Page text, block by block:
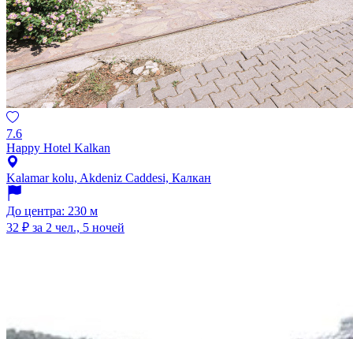
7.6
Happy Hotel Kalkan
Kalamar kolu, Akdeniz Caddesi, Калкан
До центра: 230 м
32 ₽ за 2 чел., 5 ночей